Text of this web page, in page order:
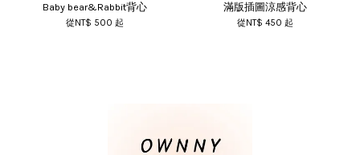
Baby bear&Rabbit背心
從 NT$ 500起
滿版插圖涼感背心
從 NT$ 450 起